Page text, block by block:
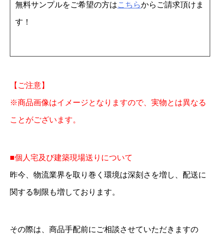
個
無料サンプルをご希望の方はこちらからご請求頂けま
す！
【ご注意】
※商品画像はイメージとなりますので、実物とは異なる
ことがございます。
■個人宅及び建築現場送りについて
昨今、物流業界を取り巻く環境は深刻さを増し、配送に
関する制限も増しております。
その際は、商品手配前にご相談させていただきますの